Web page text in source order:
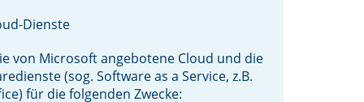
Dienste
von Microsoft angebotene Cloud und die
(sog. Software as a Service, z.B.
für die folgenden Zwecke: